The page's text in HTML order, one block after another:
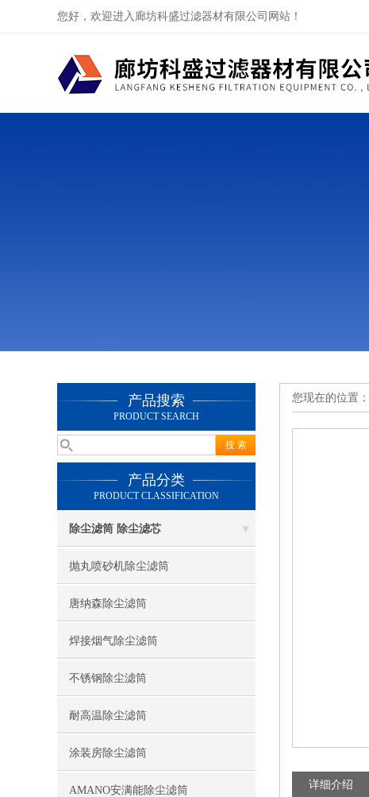
您好，欢迎进入廊坊科盛过滤器材有限公司网站！
产品搜索
PRODUCT SEARCH
产品分类
PRODUCT CLASSIFICATION
除尘滤筒 除尘滤芯
抛丸喷砂机除尘滤筒
唐纳森除尘滤筒
焊接烟气除尘滤筒
不锈钢除尘滤筒
耐高温除尘滤筒
涂装房除尘滤筒
AMANO安满能除尘滤筒
您现在的位置：
详细介绍